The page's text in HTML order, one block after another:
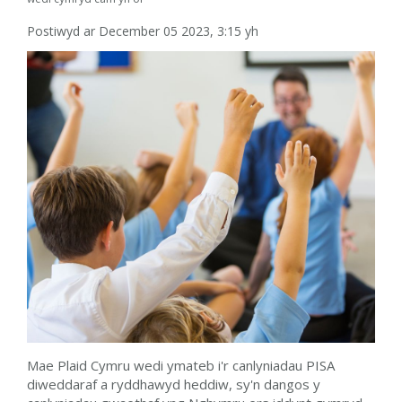
Postiwyd ar December 05 2023, 3:15 yh
Mae Plaid Cymru wedi ymateb i'r canlyniadau PISA
diweddaraf a ryddhawyd heddiw, sy'n dangos y